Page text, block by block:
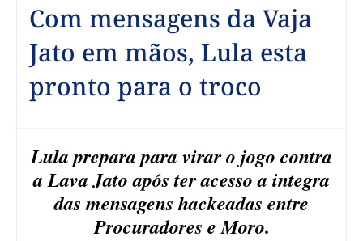
Com mensagens da Vaja
Jato em mãos, Lula esta
pronto para o troco
Lula prepara para virar o jogo contra
a Lava Jato após ter acesso a integra
das mensagens hackeadas entre
Procuradores e Moro.